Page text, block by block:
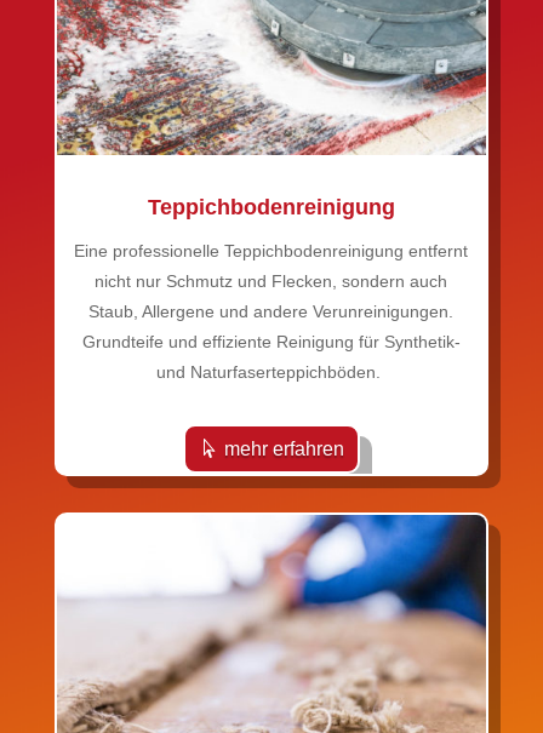
Teppichbodenreinigung
Eine professionelle Teppichbodenreinigung entfernt
nicht nur Schmutz und Flecken, sondern auch
Staub, Allergene und andere Verunreinigungen.
Grundteife und effiziente Reinigung für Synthetik-
und Naturfaserteppichböden.
mehr erfahren